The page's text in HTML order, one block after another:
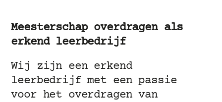
Meesterschap overdragen als
erkend leerbedrijf
Wij zijn een erkend
leerbedrijf met een passie
voor het overdragen van